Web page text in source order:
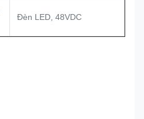
Đèn LED, 48VDC